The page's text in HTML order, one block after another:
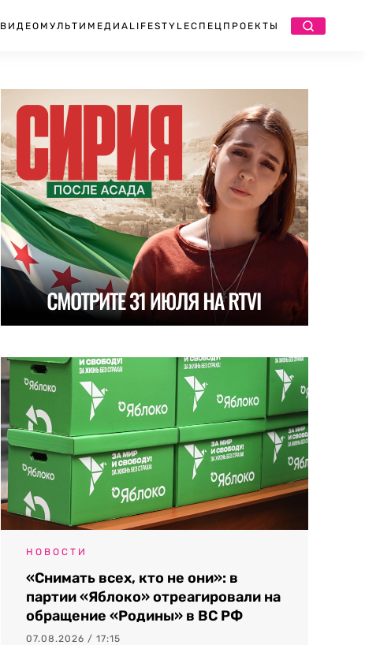
ВИДЕО МУЛЬТИМЕДИА LIFESTYLEСПЕЦПРОЕКТЫ
НОВОСТИ
«Снимать всех, кто не они»: в
партии «Яблоко» отреагировали на
обращение «Родины» в ВС РФ
07.08.2026 / 17:15